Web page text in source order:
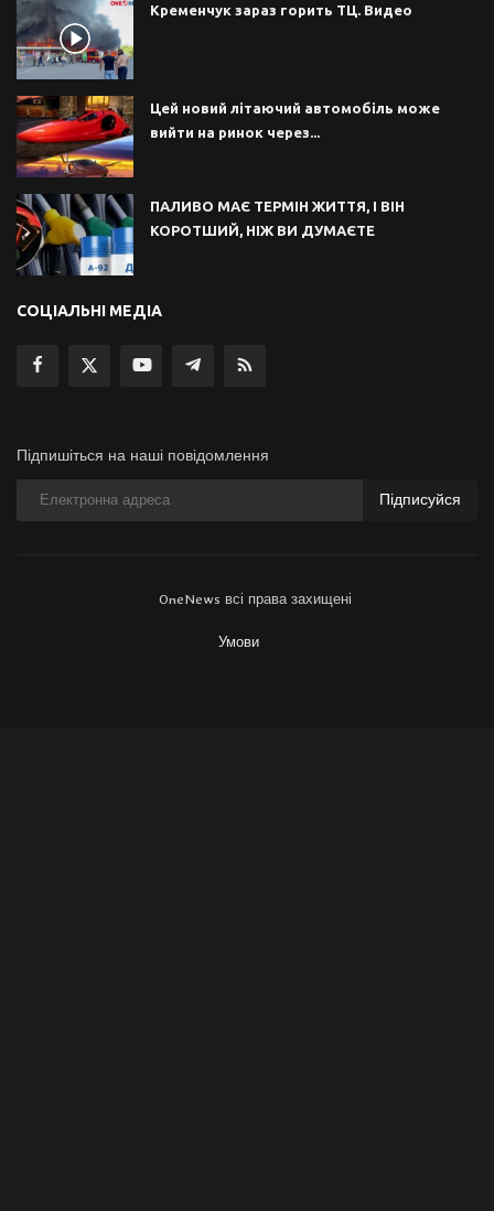
Кременчук зараз горить ТЦ. Видео
Цей новий літаючий автомобіль може
вийти на ринок через...
ПАЛИВО МАЄ ТЕРМІН ЖИТТЯ, І ВІН
КОРОТШИЙ, НІЖ ВИ ДУМАЄТЕ
СОЦІАЛЬНІ МЕДІА
Підпишіться на наші повідомлення
Підписуйся
OneNews всі права захищені
Умови